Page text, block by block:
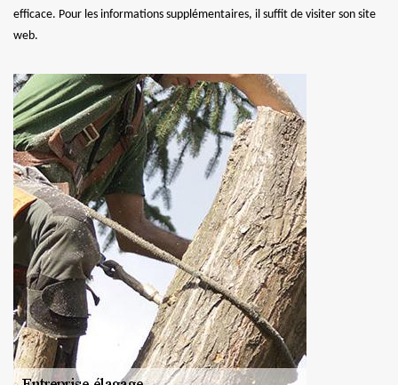
efficace. Pour les informations supplémentaires, il suffit de visiter son site
web.